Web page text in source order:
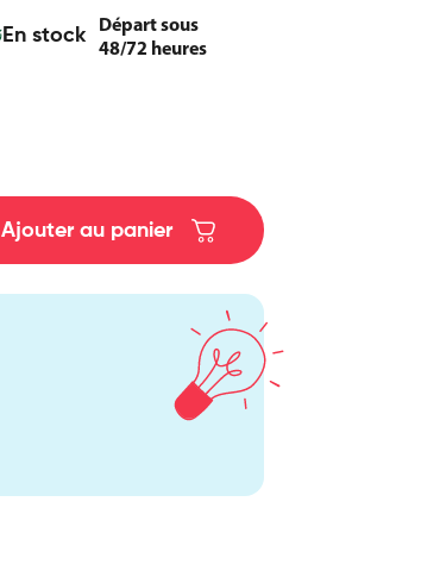
En stock
Départ sous
48/72 heures
Ajouter au panier